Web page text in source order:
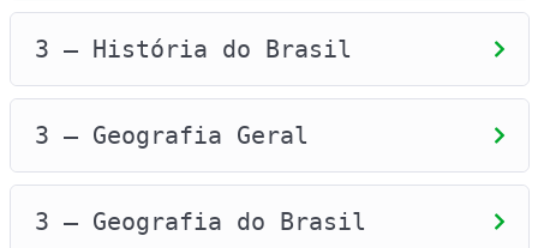
3 – História do Brasil
3 – Geografia Geral
3 – Geografia do Brasil